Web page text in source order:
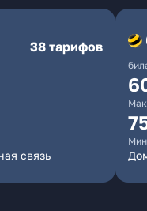
38 тарифов
связь